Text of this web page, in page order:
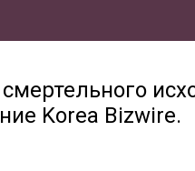
Korea Bizwire.